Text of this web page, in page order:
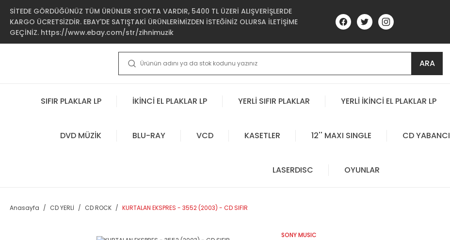
SİTEDE GÖRDÜĞÜNÜZ TÜM ÜRÜNLER STOKTA VARDIR, 5400 TL ÜZERİ ALIŞVERİŞLERDE
KARGO ÜCRETSİZDİR. EBAY'DE SATIŞTAKİ ÜRÜNLERİMİZDEN İSTEĞİNİZ OLURSA İLETİŞİME
GEÇİNİZ. https://www.ebay.com/str/zihnimuzik
ARA
SIFIR PLAKLAR LP İKİNCİ EL PLAKLAR LP YERLİ SIFIR PLAKLAR YERLİ İKİNCİ EL PLAKLAR LP
DVD MÜZİK BLU-RAY VCD KASETLER 12'' MAXI SINGLE CD YABANCI
LASERDISC OYUNLAR
Anasayfa CD YERLİ CD ROCK KURTALAN EKSPRES - 3552 (2003) - CD SIFIR
SONY MUSIC